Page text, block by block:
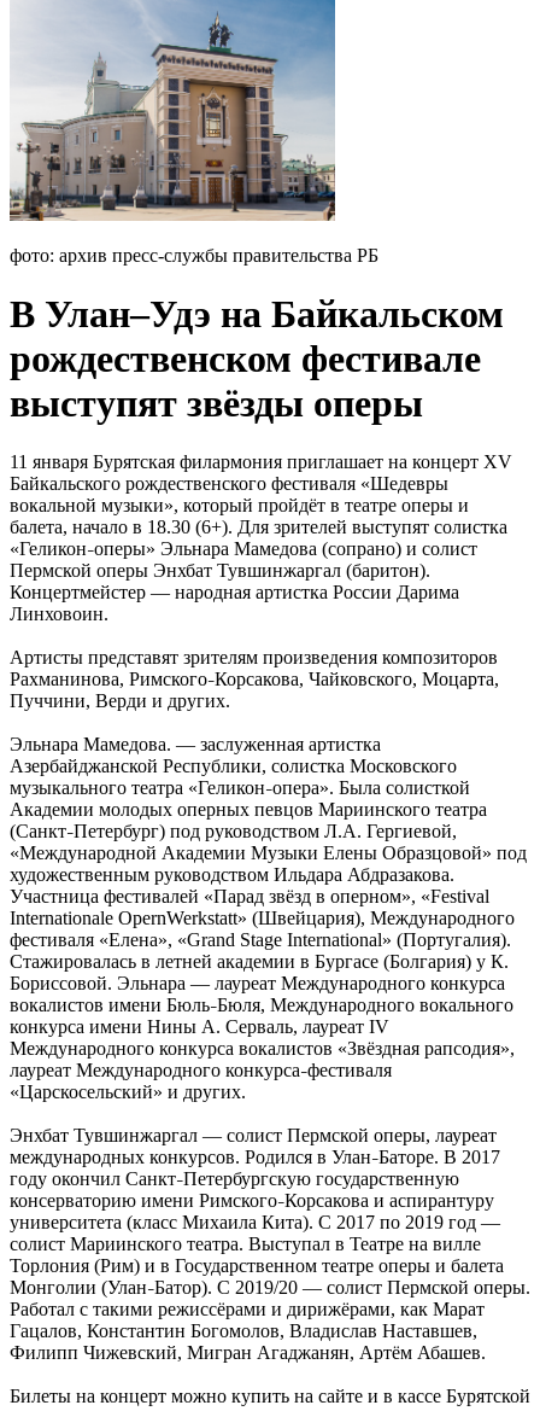
фото: архив пресс-службы правительства РБ
В Улан–Удэ на Байкальском
рождественском фестивале
выступят звёзды оперы
11 января Бурятская филармония приглашает на концерт XV
Байкальского рождественского фестиваля «Шедевры
вокальной музыки», который пройдёт в театре оперы и
балета, начало в 18.30 (6+). Для зрителей выступят солистка
«Геликон–оперы» Эльнара Мамедова (сопрано) и солист
Пермской оперы Энхбат Тувшинжаргал (баритон).
Концертмейстер — народная артистка России Дарима
Линховоин.
Артисты представят зрителям произведения композиторов
Рахманинова, Римского–Корсакова, Чайковского, Моцарта,
Пуччини, Верди и других.
Эльнара Мамедова. — заслуженная артистка
Азербайджанской Республики, солистка Московского
музыкального театра «Геликон–опера». Была солисткой
Академии молодых оперных певцов Мариинского театра
(Санкт–Петербург) под руководством Л.А. Гергиевой,
«Международной Академии Музыки Елены Образцовой» под
художественным руководством Ильдара Абдразакова.
Участница фестивалей «Парад звёзд в оперном», «Festival
Internationale OpernWerkstatt» (Швейцария), Международного
фестиваля «Елена», «Grand Stage International» (Португалия).
Стажировалась в летней академии в Бургасе (Болгария) у К.
Бориссовой. Эльнара — лауреат Международного конкурса
вокалистов имени Бюль–Бюля, Международного вокального
конкурса имени Нины А. Серваль, лауреат IV
Международного конкурса вокалистов «Звёздная рапсодия»,
лауреат Международного конкурса–фестиваля
«Царскосельский» и других.
Энхбат Тувшинжаргал — солист Пермской оперы, лауреат
международных конкурсов. Родился в Улан–Баторе. В 2017
году окончил Санкт–Петербургскую государственную
консерваторию имени Римского–Корсакова и аспирантуру
университета (класс Михаила Кита). С 2017 по 2019 год —
солист Мариинского театра. Выступал в Театре на вилле
Торлония (Рим) и в Государственном театре оперы и балета
Монголии (Улан–Батор). С 2019/20 — солист Пермской оперы.
Работал с такими режиссёрами и дирижёрами, как Марат
Гацалов, Константин Богомолов, Владислав Наставшев,
Филипп Чижевский, Мигран Агаджанян, Артём Абашев.
Билеты на концерт можно купить на сайте и в кассе Бурятской